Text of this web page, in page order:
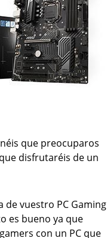
que preocuparos
disfrutaréis de un
vuestro PC Gaming
es bueno ya que
con un PC que